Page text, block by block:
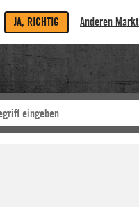
JA, RICHTIG Anderen